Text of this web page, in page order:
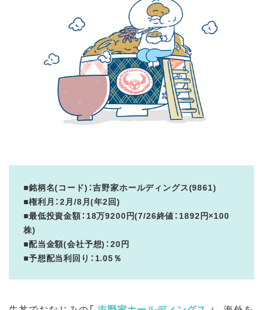
■銘柄名(コード)：吉野家ホールディングス(9861)
■権利月：2月/8月(年2回)
■最低投資金額：18万9200円(7/26終値：1892円×100
株)
■配当金額(会社予想)：20円
■予想配当利回り：1.05％